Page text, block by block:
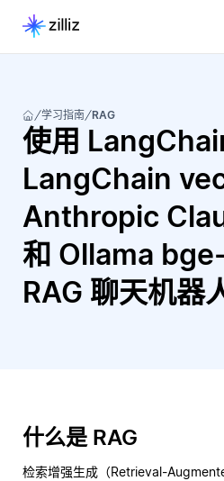
学习指南 RAG
使用
LangChain
Anthropic
和 Ollama
RAG 聊天机器
什么是 RAG
检索增强生成（Retrieval-